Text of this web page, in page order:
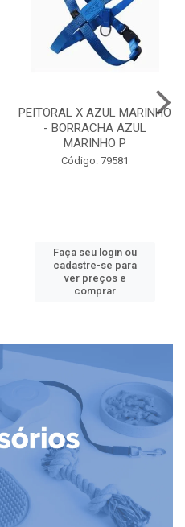
PEITORAL X AZUL MARINHO
- BORRACHA AZUL
MARINHO P
Código: 79581
Faça seu login ou
cadastre-se para
ver preços e
comprar